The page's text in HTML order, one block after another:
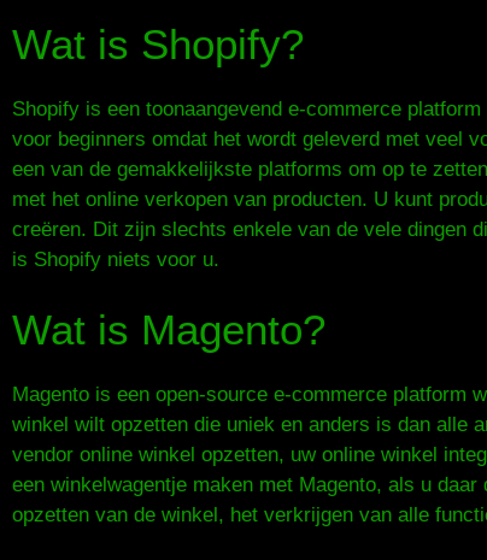
Wat is Shopify?
Shopify is een toonaangevend e-commerce
voor beginners omdat het wordt geleverd met veel
een van de gemakkelijkste platforms om op te
met het online verkopen van producten. U kunt
creëren. Dit zijn slechts enkele van de vele dingen
is Shopify niets voor u.
Wat is Magento?
Magento is een open-source e-commerce platform
winkel wilt opzetten die uniek en anders is dan alle
vendor online winkel opzetten, uw online winkel
een winkelwagentje maken met Magento, als u
opzetten van de winkel, het verkrijgen van alle